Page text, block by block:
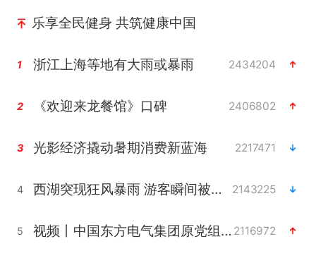
乐享全民健身 共筑健康中国
1 浙江上海等地有大雨或暴雨 2434204
2 《欢迎来龙餐馆》口碑 2406802
3 光影经济撬动暑期消费新蓝海 2217471
4 西湖突现狂风暴雨 游客瞬间被浇透 2143225
5 视频丨中国东方电气集团原党组副书记、董事宋致远被查 2116972